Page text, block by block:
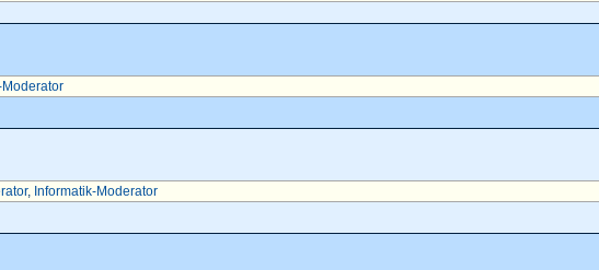
, Informatik-Moderator